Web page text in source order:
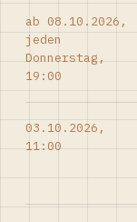
ab 08.10.2026,
jeden
Donnerstag,
19:00
03.10.2026,
11:00